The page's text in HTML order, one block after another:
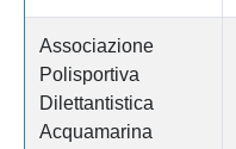
Associazione
Polisportiva
Dilettantistica
Acquamarina